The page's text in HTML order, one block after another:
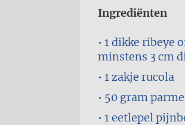
Ingrediënten
1dikke ribeye
minstens 3 cm
1 zakje rucola
50 gram
1 eetlepel